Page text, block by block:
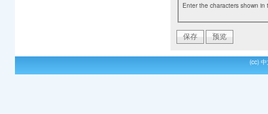
Enter the characters shown in
(cc)中